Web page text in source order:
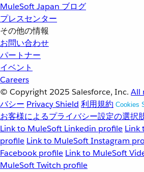
MuleSoft Japan ブログ
プレスセンター
その他の情報
お問い合わせ
パートナー
イベント
Careers
© Copyright 2025 Salesforce, Inc. All
バシー Privacy Shield 利用規約 Cookies
お客様によるプライバシー設定の選択
Link to MuleSoft Linkedin profile Link
profile Link to MuleSoft Instagram
Facebook profile Link to MuleSoft
MuleSoft Twitch profile